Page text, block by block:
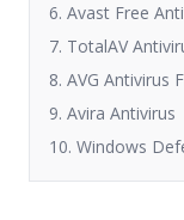
6. Avast Free
7. TotalAV
8. AVG Antivirus
9. Avira Antivirus
10. Windows